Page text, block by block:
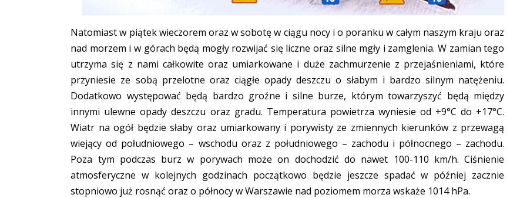
Natomiast w piątek wieczorem oraz w sobotę w ciągu nocy i o poranku w całym naszym kraju oraz
nad morzem i w górach będą mogły rozwijać się liczne oraz silne mgły i zamglenia. W zamian tego
utrzyma się z nami całkowite oraz umiarkowane i duże zachmurzenie z przejaśnieniami, które
przyniesie ze sobą przelotne oraz ciągłe opady deszczu o słabym i bardzo silnym natężeniu.
Dodatkowo występować będą bardzo groźne i silne burze, którym towarzyszyć będą między
innymi ulewne opady deszczu oraz gradu. Temperatura powietrza wyniesie od +9°C do +17°C.
Wiatr na ogół będzie słaby oraz umiarkowany i porywisty ze zmiennych kierunków z przewagą
wiejący od południowego – wschodu oraz z południowego – zachodu i północnego – zachodu.
Poza tym podczas burz w porywach może on dochodzić do nawet 100-110 km/h. Ciśnienie
atmosferyczne w kolejnych godzinach początkowo będzie jeszcze spadać w później zacznie
stopniowo już rosnąć oraz o północy w Warszawie nad poziomem morza wskaże 1014 hPa.